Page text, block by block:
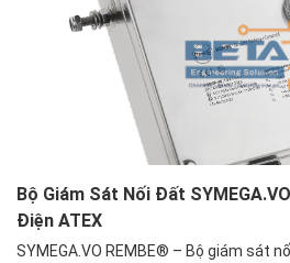
Bộ Giám Sát Nối Đất
Điện ATEX
SYMEGA.VO REMBE® – Bộ giám sát